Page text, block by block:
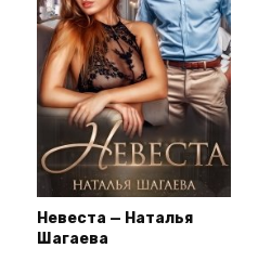
Невеста — Наталья
Шагаева